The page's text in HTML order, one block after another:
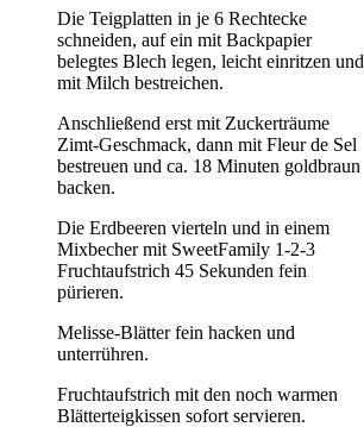
Die Teigplatten in je 6 Rechtecke
schneiden, auf ein mit Backpapier
belegtes Blech legen, leicht einritzen und
mit Milch bestreichen.
Anschließend erst mit Zuckerträume
Zimt-Geschmack, dann mit Fleur de Sel
bestreuen und ca. 18 Minuten goldbraun
backen.
Die Erdbeeren vierteln und in einem
Mixbecher mit SweetFamily 1-2-3
Fruchtaufstrich 45 Sekunden fein
pürieren.
Melisse-Blätter fein hacken und
unterrühren.
Fruchtaufstrich mit den noch warmen
Blätterteigkissen sofort servieren.